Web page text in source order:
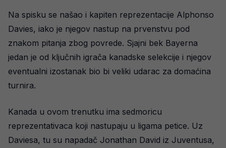
Na spisku se našao i kapiten reprezentacije Alphonso
Davies, iako je njegov nastup na prvenstvu pod
znakom pitanja zbog povrede. Sjajni bek Bayerna
jedan je od ključnih igrača kanadske selekcije i njegov
eventualni izostanak bio bi veliki udarac za domaćina
turnira.
Kanada u ovom trenutku ima sedmoricu
reprezentativaca koji nastupaju u ligama petice. Uz
Daviesa, tu su napadač Jonathan David iz Juventusa,